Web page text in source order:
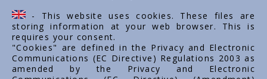
Contacts
Career
- This website uses cookies. These files are
storing information at your web browser. This is
requires your consent.
"Cookies" are defined in the Privacy and Electronic
Communications (EC Directive) Regulations 2003 as
amended by the Privacy and Electronic